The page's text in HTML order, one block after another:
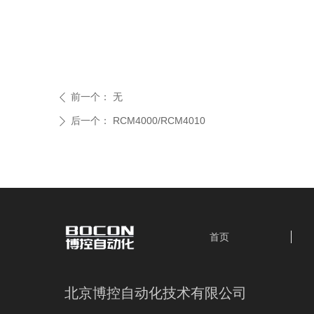
ꄴ 前一个： 无
ꄲ 后一个： RCM4000/RCM4010
首页
北京博控自动化技术有限公司